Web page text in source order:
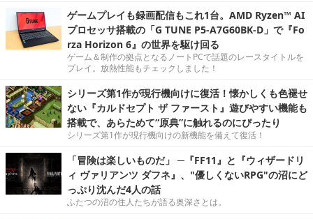
ゲームプレイも録画配信もこれ1台。AMD Ryzen™ AI
プロセッサ搭載の「G TUNE P5-A7G60BK-D」で『Fo
rza Horizon 6』の世界を駆け回る
ゲーム＆制作の拠点となるノートPCで話題のレースタイトルを
プレイ。放熱性能もチェックしました！
シリーズ第1作が現行機向けに復活！懐かしくも色褪せ
ない『カルドセプト ザ ファースト』遊びやすい機能も
搭載で、あらためて“原典”に触れるのにぴったり
シリーズ第1作が現行機向けの新機能を備えて復活！
「冒険は楽しいものだ」 ─『FF11』と『ウィザードリ
ィ ヴァリアンツ ダフネ』、"優しくないRPG"の沼にど
っぷり沈んだ4人の話
ふたつの沼の住人たちが語る奥深さとは。